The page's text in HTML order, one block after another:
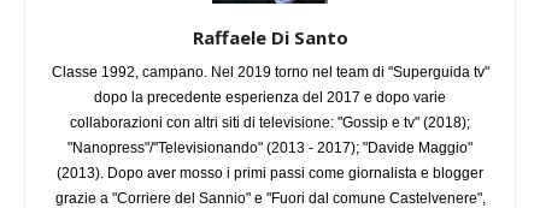
Raffaele Di Santo
Classe 1992, campano. Nel 2019 torno nel team di "Superguida tv"
dopo la precedente esperienza del 2017 e dopo varie
collaborazioni con altri siti di televisione: "Gossip e tv" (2018);
"Nanopress"/"Televisionando" (2013 - 2017); "Davide Maggio"
(2013). Dopo aver mosso i primi passi come giornalista e blogger
grazie a "Corriere del Sannio" e "Fuori dal comune Castelvenere",